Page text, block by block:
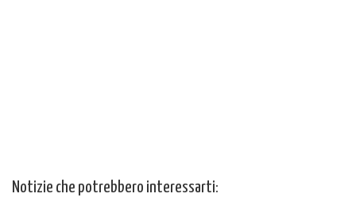
Notizie che potrebbero interessarti: